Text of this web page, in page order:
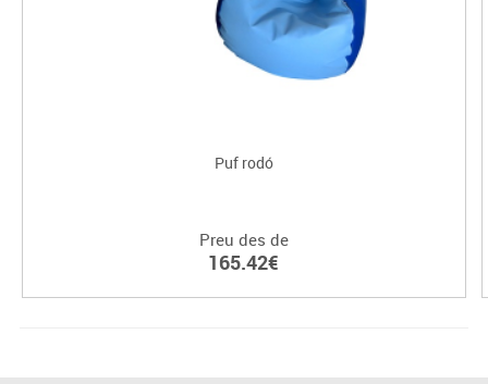
Puf rodó
Preu des de
165.42€